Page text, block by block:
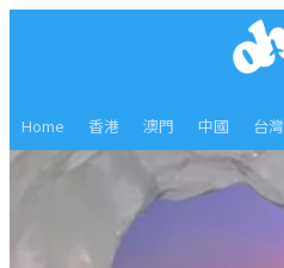
Home 香港 澳門 中國 台灣